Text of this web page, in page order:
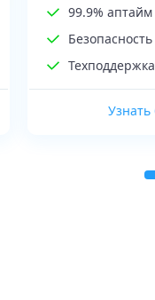
99.9% аптайм